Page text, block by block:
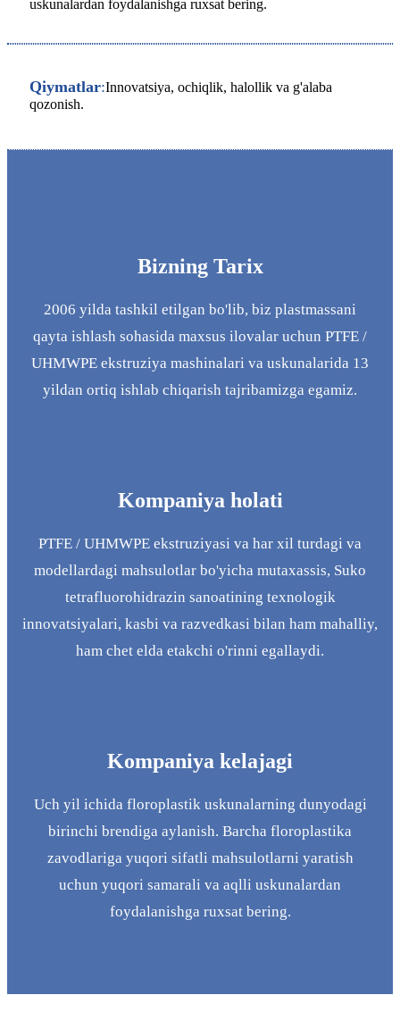
uskunalardan foydalanishga ruxsat bering.
Qiymatlar:Innovatsiya, ochiqlik, halollik va g'alaba
qozonish.
Bizning Tarix
2006 yilda tashkil etilgan bo'lib, biz plastmassani
qayta ishlash sohasida maxsus ilovalar uchun PTFE /
UHMWPE ekstruziya mashinalari va uskunalarida 13
yildan ortiq ishlab chiqarish tajribamizga egamiz.
Kompaniya holati
PTFE / UHMWPE ekstruziyasi va har xil turdagi va
modellardagi mahsulotlar bo'yicha mutaxassis, Suko
tetrafluorohidrazin sanoatining texnologik
innovatsiyalari, kasbi va razvedkasi bilan ham mahalliy,
ham chet elda etakchi o'rinni egallaydi.
Kompaniya kelajagi
Uch yil ichida floroplastik uskunalarning dunyodagi
birinchi brendiga aylanish. Barcha floroplastika
zavodlariga yuqori sifatli mahsulotlarni yaratish
uchun yuqori samarali va aqlli uskunalardan
foydalanishga ruxsat bering.